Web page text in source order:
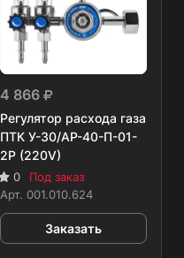
4 866
Регулятор расхода газа
ПТК У-30/АР-40-П-01-
2Р (220V)
0
Под заказ
Арт. 001.010.624
Заказать